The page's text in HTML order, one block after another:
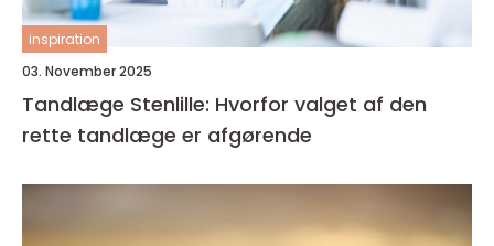
inspiration
03. November 2025
Tandlæge Stenlille: Hvorfor valget af den
rette tandlæge er afgørende